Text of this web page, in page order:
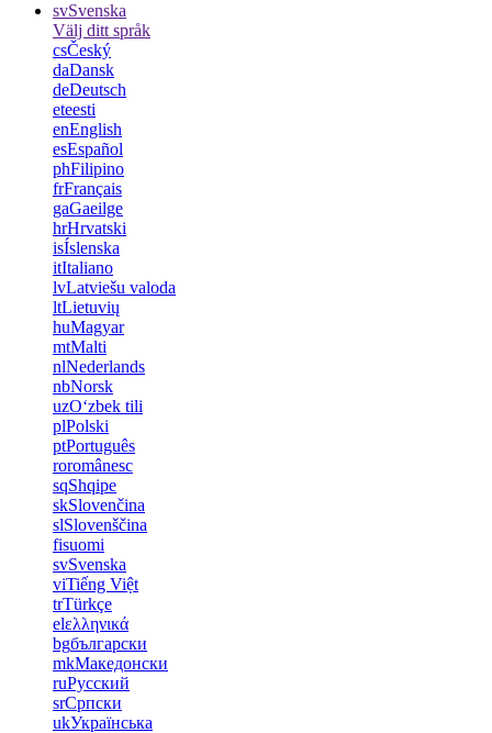
svSvenska
Välj ditt språk
csČeský
daDansk
deDeutsch
eteesti
enEnglish
esEspañol
phFilipino
frFrançais
gaGaeilge
hrHrvatski
isÍslenska
itItaliano
lvLatviešu valoda
ltLietuvių
huMagyar
mtMalti
nlNederlands
nbNorsk
uzOʻzbek tili
plPolski
ptPortuguês
roromânesc
sqShqipe
skSlovenčina
slSlovenščina
fisuomi
svSvenska
viTiếng Việt
trTürkçe
elελληνικά
bgбългарски
mkМакедонски
ruРусский
srСрпски
ukУкраїнська